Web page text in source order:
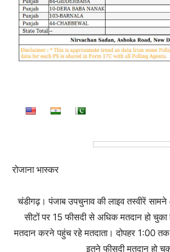
रोजाना भास्कर
चंडीगढ़। पंजाब उपचुनाव की लाइव तस्वीरें
सीटों पर 15 फीसदी से अधिक मतदान हो चुका
मतदान करने पहुंच रहे मतदाता।‌ दोपहर 1:00 तक
इतने फीसदी मतदान हो